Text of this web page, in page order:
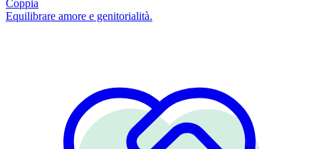
Coppia
Equilibrare amore e genitorialità.